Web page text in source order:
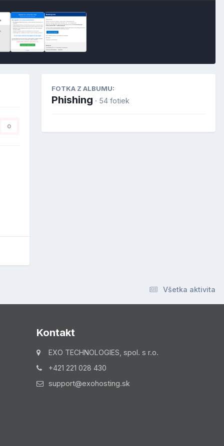
0
FOTKA Z ALBUMU:
Phishing · 54 fotiek
Všetka aktivita
Kontakt
EXO TECHNOLOGIES, spol. s r.o.
+421 221 028 430
support@exohosting.sk